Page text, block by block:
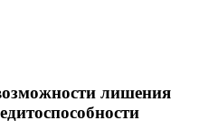
лишения